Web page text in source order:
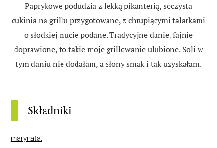
Paprykowe podudzia z lekką pikanterią, soczysta
cukinia na grillu przygotowane, z chrupiącymi talarkami
o słodkiej nucie podane. Tradycyjne danie, fajnie
doprawione, to takie moje grillowanie ulubione. Soli w
tym daniu nie dodałam, a słony smak i tak uzyskałam.
Składniki
marynata: